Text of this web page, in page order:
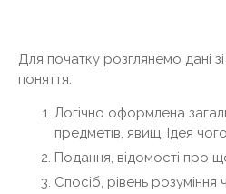
Для початку розглянемо дані
поняття:
Логічно оформлена
предметів, явищ. Ідея
Подання, відомості про
Спосіб, рівень розуміння